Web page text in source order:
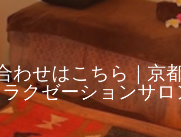
わせはこちら｜京
クゼーションサロ